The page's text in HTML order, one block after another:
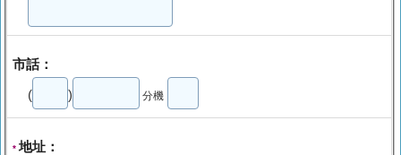
市話：
( ) 分機
*地址：